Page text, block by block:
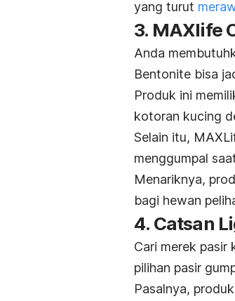
yang turut
3. MAXlife
Anda
Bentonite bisa
Produk ini
kotoran kucing
Selain itu,
menggumpal
Menariknya,
bagi hewan
4. Catsan
Cari merek pasir
pilihan pasir
Pasalnya,